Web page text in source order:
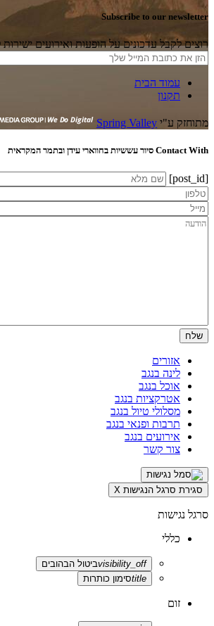
Subscribe to our newsletter
רוצים לקבל עדכונים על הופעות ואירועים
עמוד הבית
תקנון
מתוחזק ע"י Spring Valley
Contact With סיור עששיות בחווארי עידן ובתמר המקראית
[post_id]
אזורים
לינה בנגב
אוכל בנגב
אטרקציות בנגב
מסלולי טיול בנגב
תרבות ופנאי בנגב
אירועים בנגב
צור קשר
סגירת סרגל הנגישות X
סרגל נגישות
כללי
visibility_offביטול הבהובים
titleסימון כותרות
זום